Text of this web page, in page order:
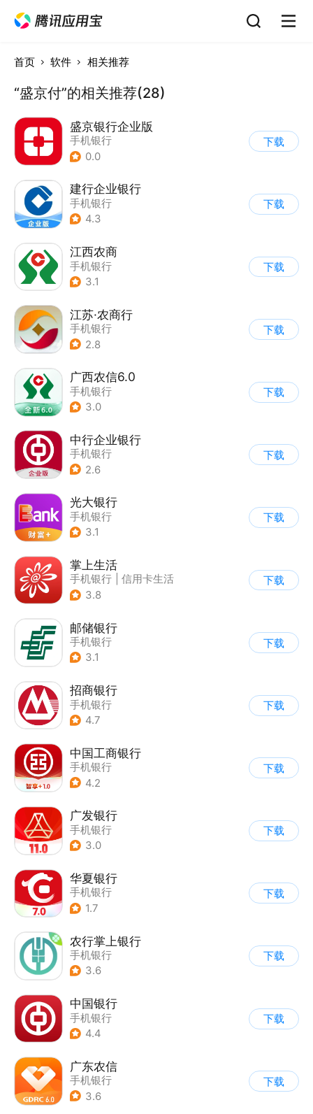
首页 软件 相关推荐
“盛京付”的相关推荐(28)
盛京银行企业版
手机银行
0.0
下载
建行企业银行
手机银行
4.3
下载
江西农商
手机银行
3.1
下载
江苏·农商行
手机银行
2.8
下载
广西农信6.0
手机银行
3.0
下载
中行企业银行
手机银行
2.6
下载
光大银行
手机银行
3.1
下载
掌上生活
手机银行
信用卡生活
3.8
下载
邮储银行
手机银行
3.1
下载
招商银行
手机银行
4.7
下载
中国工商银行
手机银行
4.2
下载
广发银行
手机银行
3.0
下载
华夏银行
手机银行
1.7
下载
农行掌上银行
手机银行
3.6
下载
中国银行
手机银行
4.4
下载
广东农信
手机银行
3.6
下载